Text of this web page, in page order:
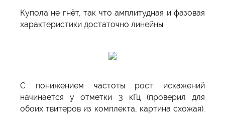
Купола не гнёт, так что амплитудная и фазовая
характеристики достаточно линейны:
С понижением частоты рост искажений
начинается у отметки 3 кГц (проверил для
обоих твитеров из комплекта, картина схожая).